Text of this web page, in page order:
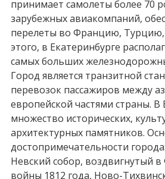
принимает самолеты более 70
зарубежных авиакомпаний,
перелеты во Францию,
этого, в Екатеринбурге
самых больших
Город является транзитной
перевозок пассажиров между
европейской частями страны. В
множество исторических,
архитектурных памятников.
достопримечательности
Невский собор, воздвигнутый в
войны 1812 года, Ново-